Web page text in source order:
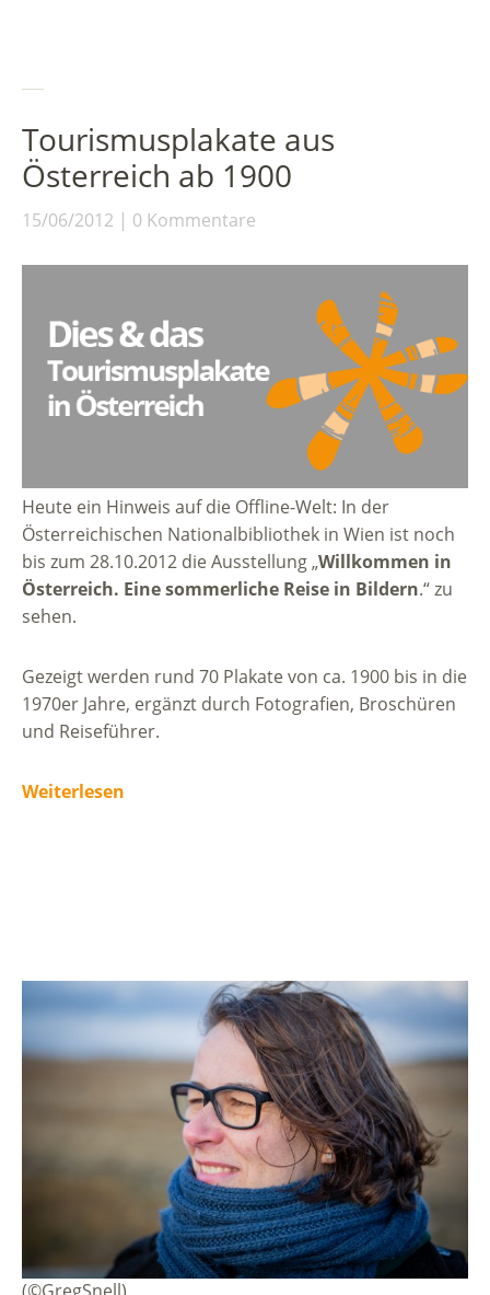
Tourismusplakate aus
Österreich ab 1900
15/06/2012 0 Kommentare
Heute ein Hinweis auf die Offline-Welt: In der
Österreichischen Nationalbibliothek in Wien ist noch
bis zum 28.10.2012 die Ausstellung „Willkommen in
Österreich. Eine sommerliche Reise in Bildern.“ zu
sehen.
Gezeigt werden rund 70 Plakate von ca. 1900 bis in die
1970er Jahre, ergänzt durch Fotografien, Broschüren
und Reiseführer.
Weiterlesen